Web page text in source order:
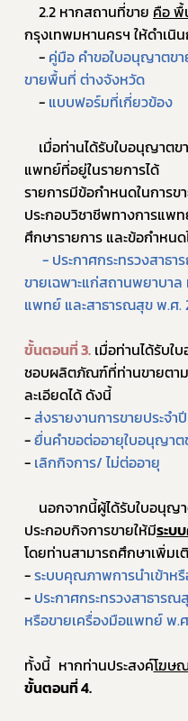
	2.2 หากสถานที่ขาย
คือ พื้
กรุงเทพมหานครฯ ให้ดำเ
	-
คู่มือ คำขอใบอนุญาตข
ขายพื้นที่ ต่างจังหวัด
	-
แบบฟอร์มที่เกี่ยวข้อง
แพทย์ที่อยู่ในรายการได้
รายการมีข้อกำหนดในการ
ประกอบวิชาชีพทางการแพ
ศึกษารายการ และข้อกำหน
- ประกาศกระทรวงสาธ
ขายเฉพาะแก่สถานพยาบา
แพทย์ และสาธารณสุข พ.ศ.
ขั้นตอนที่ 3. เมื่อท่านได้รับ
ชอบผลิตภัณฑ์ที่ท่านขายตา
ละเอียดได้ ดังนี้
- ส่งรายงานการขายประจำปี
- ยื่นคำขอต่ออายุใบอนุญาต
- เลิกกิจการ/ ไม่ต่ออายุ
ประกอบกิจการขายให้มีระบ
โดยท่านสามารถศึกษาเพิ่มเ
- ระบบคุณภาพการนำเข้าห
- ประกาศกระทรวงสาธาร
หรือขายเครื่องมือแพทย์ พ.
ทั้งนี้ หากท่านประสงค์โฆษ
ขั้นตอนที่ 4.